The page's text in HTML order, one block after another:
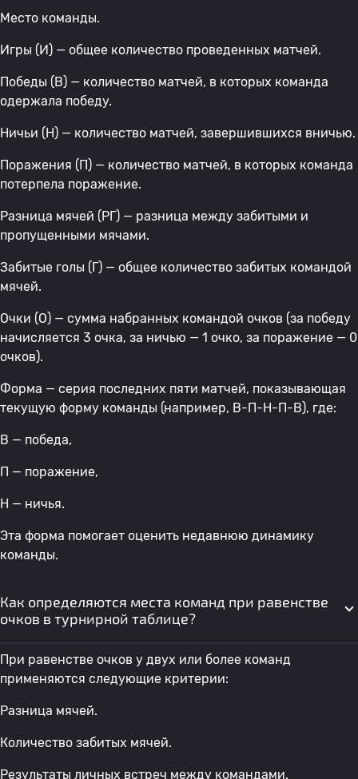
Место команды.
Игры (И) — общее количество проведенных матчей.
Победы (В) — количество матчей, в которых команда
одержала победу.
Ничьи (Н) — количество матчей, завершившихся вничью.
Поражения (П) — количество матчей, в которых команда
потерпела поражение.
Разница мячей (РГ) — разница между забитыми и
пропущенными мячами.
Забитые голы (Г) — общее количество забитых командой
мячей.
Очки (О) — сумма набранных командой очков (за победу
начисляется 3 очка, за ничью — 1 очко, за поражение — 0
очков).
Форма — серия последних пяти матчей, показывающая
текущую форму команды (например, В-П-Н-П-В), где:
В — победа,
П — поражение,
Н — ничья.
Эта форма помогает оценить недавнюю динамику
команды.
Как определяются места команд при равенстве
очков в турнирной таблице?
При равенстве очков у двух или более команд
применяются следующие критерии:
Разница мячей.
Количество забитых мячей.
Результаты личных встреч между командами.